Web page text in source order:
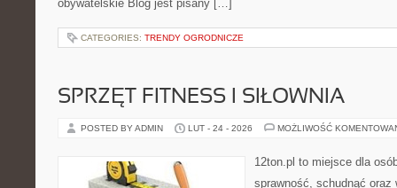
obywatelskie Blog jest pisany […]
CATEGORIES: TRENDY OGRODNICZE
SPRZĘT FITNESS I SIŁOWNIA
POSTED BY ADMIN LUT - 24 - 2026 MOŻLIWOŚĆ
12ton.pl to miejsce dla
sprawność, schudnąć oraz